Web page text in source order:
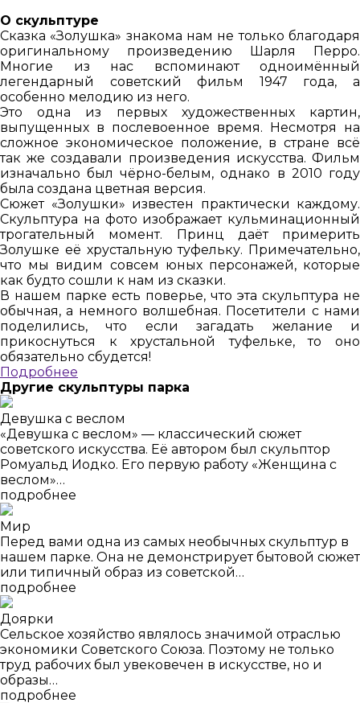
О скульптуре
Сказка «Золушка» знакома нам не только благодаря
оригинальному произведению Шарля Перро.
Многие из нас вспоминают одноимённый
легендарный советский фильм 1947 года, а
особенно мелодию из него.
Это одна из первых художественных картин,
выпущенных в послевоенное время. Несмотря на
сложное экономическое положение, в стране всё
так же создавали произведения искусства. Фильм
изначально был чёрно-белым, однако в 2010 году
была создана цветная версия.
Сюжет «Золушки» известен практически каждому.
Скульптура на фото изображает кульминационный
трогательный момент. Принц даёт примерить
Золушке её хрустальную туфельку. Примечательно,
что мы видим совсем юных персонажей, которые
как будто сошли к нам из сказки.
В нашем парке есть поверье, что эта скульптура не
обычная, а немного волшебная. Посетители с нами
поделились, что если загадать желание и
прикоснуться к хрустальной туфельке, то оно
обязательно сбудется!
Подробнее
Другие скульптуры парка
Девушка с веслом
«Девушка с веслом» — классический сюжет
советского искусства. Её автором был скульптор
Ромуальд Иодко. Его первую работу «Женщина с
веслом»…
подробнее
Мир
Перед вами одна из самых необычных скульптур в
нашем парке. Она не демонстрирует бытовой сюжет
или типичный образ из советской…
подробнее
Доярки
Сельское хозяйство являлось значимой отраслью
экономики Советского Союза. Поэтому не только
труд рабочих был увековечен в искусстве, но и
образы…
подробнее